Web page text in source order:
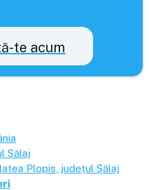
te acum
Sălaj
Plopis , județul Sălaj